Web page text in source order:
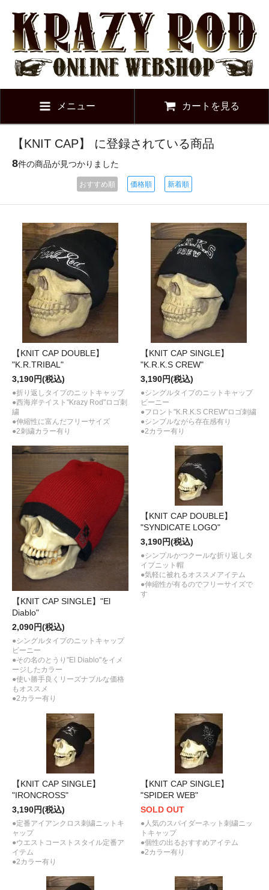
メニュー カートを見る
【KNIT CAP】 に登録されている商品
8件の商品が見つかりました
おすすめ順 価格順 新着順
【KNIT CAP DOUBLE】
"K.R.TRIBAL"
3,190円(税込)
●折り返しタイプのニットキャップ
●西海岸テイスト"Krazy Rod"ロゴ刺
繍
●伸縮性に富んだフリーサイズ
●2刺繍カラー有り
【KNIT CAP SINGLE】
"K.R.K.S CREW"
3,190円(税込)
●シングルタイプのニットキャップ
ビーニー
●フロント"K.R.K.S CREW"ロゴ刺繍
●シンプルながら存在感有り
●2カラー有り
【KNIT CAP SINGLE】"El
Diablo"
2,090円(税込)
●シングルタイプのニットキャップ
ビーニー
●その名のとうり"El Diablo"をイメ
ージしたカラー
●使い勝手良くリーズナブルな価格
もオススメ
●2カラー有り
【KNIT CAP DOUBLE】
"SYNDICATE LOGO"
3,190円(税込)
●シンプルかつクールな折り返しタ
イプニット帽
●気軽に被れるオススメアイテム
●伸縮性が有るのでフリーサイズで
す
【KNIT CAP SINGLE】
"IRONCROSS"
3,190円(税込)
●定番アイアンクロス刺繍ニットキ
ャップ
●ウエストコーストスタイル定番ア
イテム
●2カラー有り
【KNIT CAP SINGLE】
"SPIDER WEB"
SOLD OUT
●人気のスパイダーネット刺繍ニッ
トキャップ
●個性の出るおすすめアイテム
●2カラー有り